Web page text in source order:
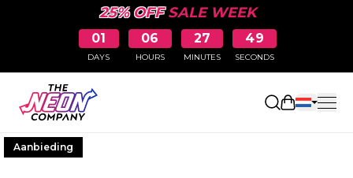
25% OFFSALE WEEK
01
DAYS
06
HOURS
27
MINUTES
49
SECONDS
Aanbieding